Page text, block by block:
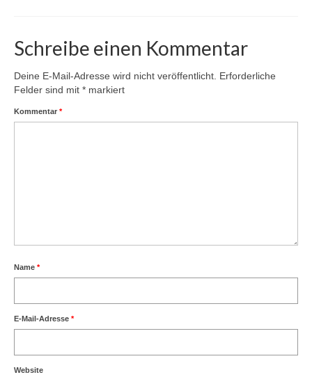
Schreibe einen Kommentar
Deine E-Mail-Adresse wird nicht veröffentlicht. Erforderliche
Felder sind mit * markiert
Kommentar *
Name *
E-Mail-Adresse *
Website